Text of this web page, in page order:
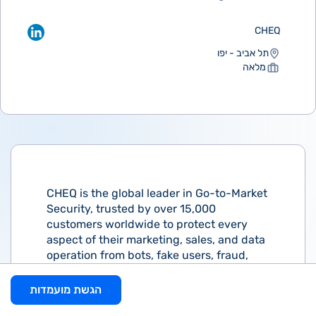
CHEQ
תל אביב - יפו
מלאה
CHEQ is the global leader in Go-to-Market
Security, trusted by over 15,000
customers worldwide to protect every
aspect of their marketing, sales, and data
operation from bots, fake users, fraud,
Powered by award-winning
הגשת מועמדות